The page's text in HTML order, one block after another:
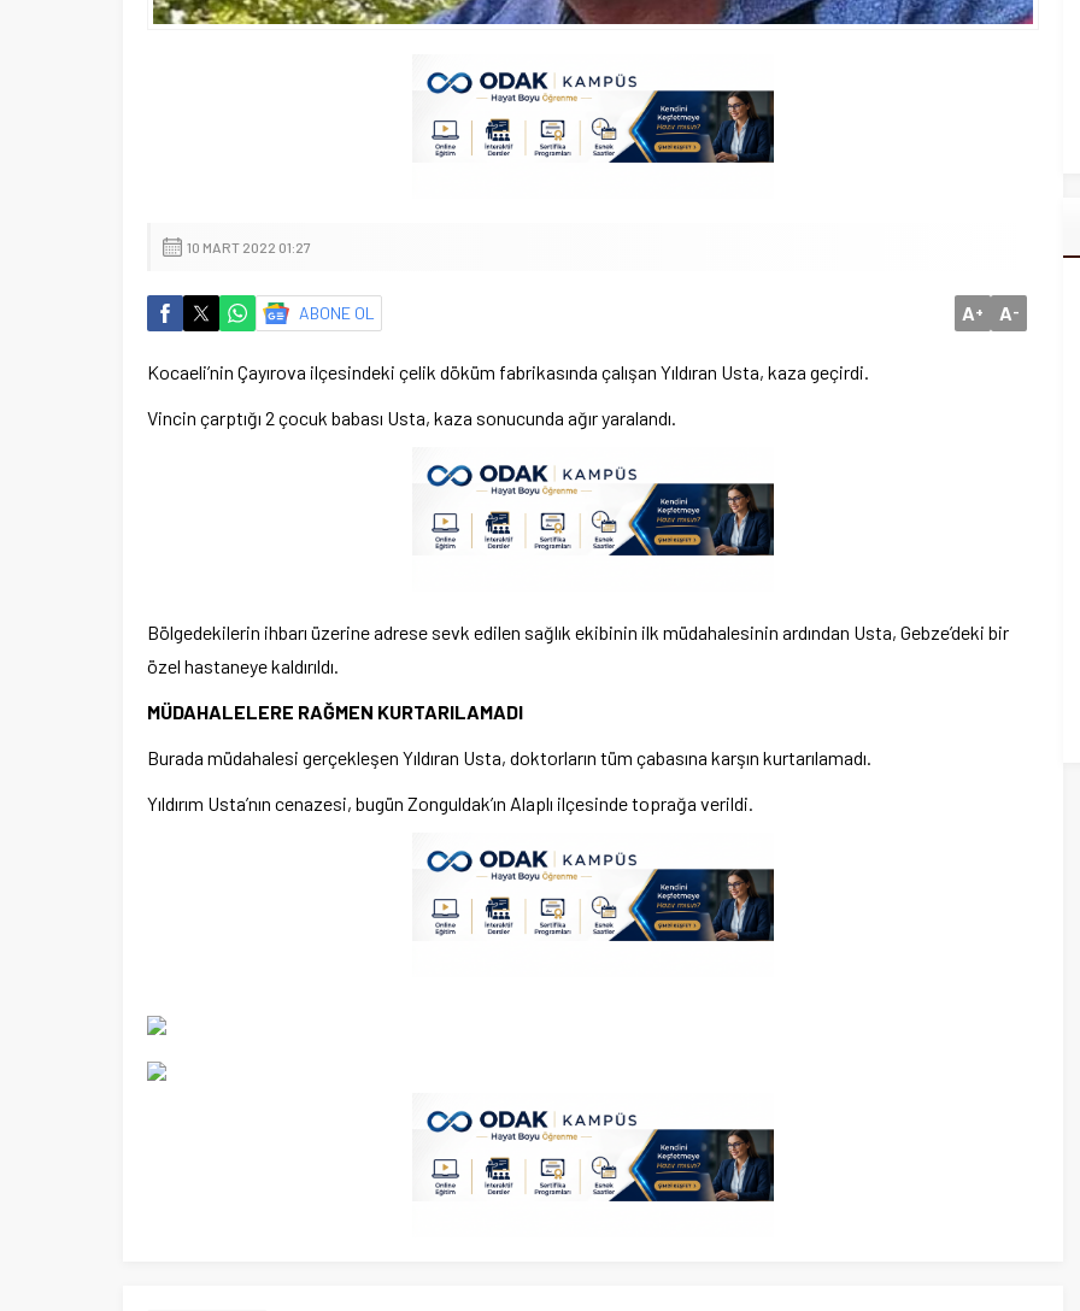
10 MART 2022 01:27
ABONE OL A+ A-
Kocaeli’nin Çayırova ilçesindeki çelik döküm fabrikasında çalışan Yıldıran Usta, kaza geçirdi.
Vincin çarptığı 2 çocuk babası Usta, kaza sonucunda ağır yaralandı.
Bölgedekilerin ihbarı üzerine adrese sevk edilen sağlık ekibinin ilk müdahalesinin ardından Usta, Gebze’deki bir
özel hastaneye kaldırıldı.
MÜDAHALELERE RAĞMEN KURTARILAMADI
Burada müdahalesi gerçekleşen Yıldıran Usta, doktorların tüm çabasına karşın kurtarılamadı.
Yıldırım Usta’nın cenazesi, bugün Zonguldak’ın Alaplı ilçesinde toprağa verildi.